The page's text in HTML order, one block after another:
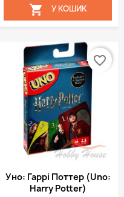
 У КОШИК
Уно: Гаррі Поттер (Uno:
Harry Potter)
favorite_border